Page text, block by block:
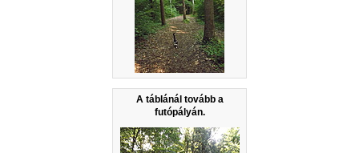
A táblánál tovább a
futópályán.